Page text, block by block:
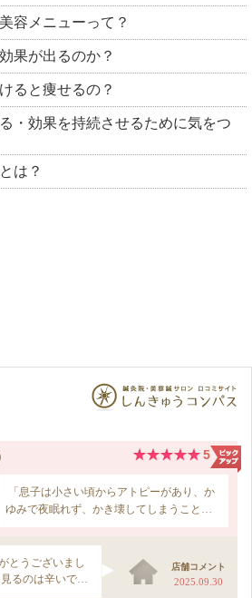
容メニューって？
果が出るのか？
ると痩せるの？
・効果を持続させるために気をつ
は？